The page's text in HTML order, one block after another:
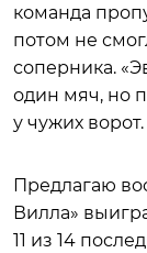
команда
потом не
соперника.
один мяч, но
у чужих ворот.
Предлагаю
Вилла»
11 из 14